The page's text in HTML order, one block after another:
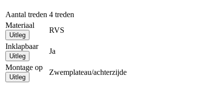
Aantal treden 4 treden
Materiaal
Uitleg
RVS
Inklapbaar
Uitleg
Ja
Montage op
Uitleg
Zwemplateau/achterzijde